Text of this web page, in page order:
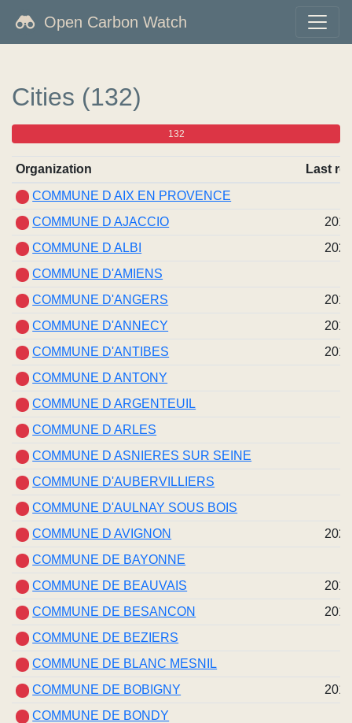
Open Carbon Watch
Cities (132)
132
Organization
Last
COMMUNE D AIX EN PROVENCE
COMMUNE D AJACCIO
2017
COMMUNE D ALBI
2020
COMMUNE D'AMIENS
COMMUNE D'ANGERS
2019
COMMUNE D'ANNECY
2019
COMMUNE D'ANTIBES
2015
COMMUNE D ANTONY
COMMUNE D ARGENTEUIL
COMMUNE D ARLES
COMMUNE D ASNIERES SUR SEINE
COMMUNE D'AUBERVILLIERS
COMMUNE D'AULNAY SOUS BOIS
COMMUNE D AVIGNON
2021
COMMUNE DE BAYONNE
COMMUNE DE BEAUVAIS
2017
COMMUNE DE BESANCON
2018
COMMUNE DE BEZIERS
COMMUNE DE BLANC MESNIL
COMMUNE DE BOBIGNY
2019
COMMUNE DE BONDY